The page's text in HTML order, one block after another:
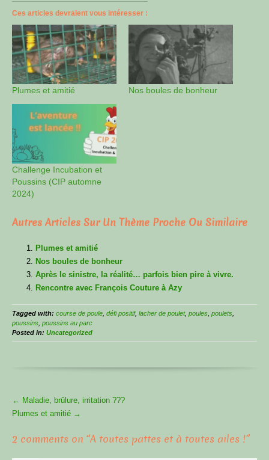
Ces articles devraient vous intéresser :
Plumes et amitié Nos boules de bonheur
Challenge Incubation et
Poussins (CIP automne
2024)
Autres Articles Sur Un Thème Proche Ou Similaire
Plumes et amitié
Nos boules de bonheur
Après le sinistre, la réalité… parfois bien pire à vivre.
Rencontre avec François Couture à Azy
Tagged with: course de poule défi positif, lacher de poulet, poules poulets
poussins poussins au parc
Posted in: Uncategorized
More
Articles
← Maladie, brûlure, irritation ???
Plumes et amitié →
2 comments on “A toutes pattes et à toutes ailes !”